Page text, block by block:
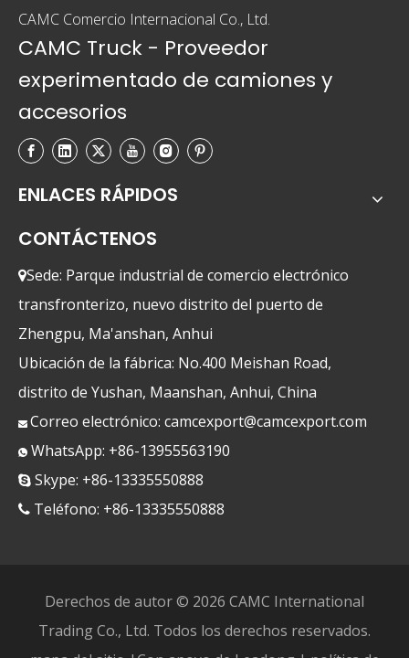
CAMC Comercio Internacional Co., Ltd.
CAMC Truck - Proveedor
experimentado de camiones y
accesorios
ENLACES RÁPIDOS
CONTÁCTENOS
Sede: Parque industrial de comercio electrónico
transfronterizo, nuevo distrito del puerto de
Zhengpu, Ma'anshan, Anhui
Ubicación de la fábrica: No.400 Meishan Road,
distrito de Yushan, Maanshan, Anhui, China
 Correo electrónico: camcexport@camcexport.com
 WhatsApp: +86-13955563190
 Skype: +86-13335550888
 Teléfono: +86-13335550888
Derechos de autor © 2026 CAMC International
Trading Co., Ltd. Todos los derechos reservados.